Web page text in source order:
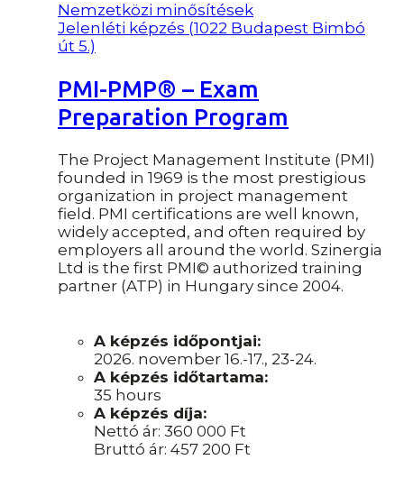
Nemzetközi minősítések
Jelenléti képzés (1022 Budapest Bimbó
út 5.)
PMI-PMP® – Exam
Preparation Program
The Project Management Institute (PMI)
founded in 1969 is the most prestigious
organization in project management
field. PMI certifications are well known,
widely accepted, and often required by
employers all around the world. Szinergia
Ltd is the first PMI© authorized training
partner (ATP) in Hungary since 2004.
A képzés időpontjai:
2026. november 16.-17., 23-24.
A képzés időtartama:
35 hours
A képzés díja:
Nettó ár: 360 000 Ft
Bruttó ár: 457 200 Ft